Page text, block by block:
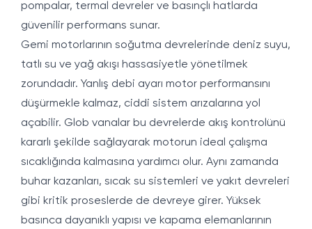
pompalar, termal devreler ve basınçlı hatlarda
güvenilir performans sunar.
Gemi motorlarının soğutma devrelerinde deniz suyu,
tatlı su ve yağ akışı hassasiyetle yönetilmek
zorundadır. Yanlış debi ayarı motor performansını
düşürmekle kalmaz, ciddi sistem arızalarına yol
açabilir. Glob vanalar bu devrelerde akış kontrolünü
kararlı şekilde sağlayarak motorun ideal çalışma
sıcaklığında kalmasına yardımcı olur. Aynı zamanda
buhar kazanları, sıcak su sistemleri ve yakıt devreleri
gibi kritik proseslerde de devreye girer. Yüksek
basınca dayanıklı yapısı ve kapama elemanlarının